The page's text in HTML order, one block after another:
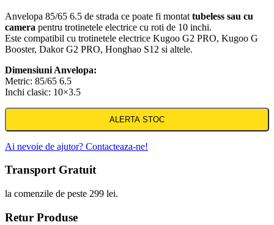
Anvelopa 85/65 6.5 de strada ce poate fi montat tubeless sau cu
camera pentru trotinetele electrice cu roti de 10 inchi.
Este compatibil cu trotinetele electrice Kugoo G2 PRO, Kugoo G
Booster, Dakor G2 PRO, Honghao S12 si altele.
Dimensiuni Anvelopa:
Metric: 85/65 6.5
Inchi clasic: 10×3.5
ALERTA STOC
Ai nevoie de ajutor? Contacteaza-ne!
Transport Gratuit
la comenzile de peste 299 lei.
Retur Produse